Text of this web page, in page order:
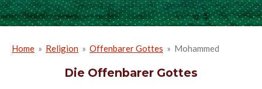
Home » Religion » Offenbarer Gottes » Mohammed
Die Offenbarer Gottes